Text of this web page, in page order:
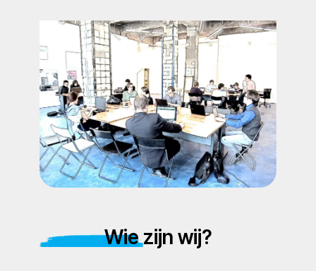
Wie zijn wij?